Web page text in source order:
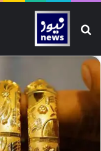
تلاش کیجیے